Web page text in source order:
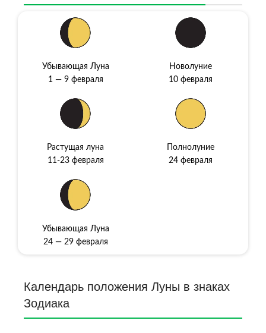
Убывающая Луна
1 — 9 февраля
Новолуние
10 февраля
Растущая луна
11-23 февраля
Полнолуние
24 февраля
Убывающая Луна
24 — 29 февраля
Календарь пoлoжeния Луны в знaкax
Зoдиaкa